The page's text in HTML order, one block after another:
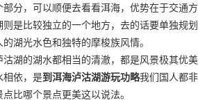
分，可以顺便去看看洱海，优势在于交通方
是比较独立的一个地方，去的话要单独规划
湖光水色和独特的摩梭族风情。
湖的湖水都相当的清澈，都是风景极其优美
相依，是到洱海泸沽湖游玩功略我们国人都非
比哪个景点更美这以说法。